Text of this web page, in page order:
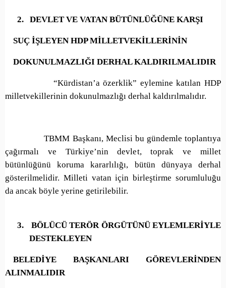
2. DEVLET VE VATAN BÜTÜNLÜĞÜNE KARŞI
SUÇ İŞLEYEN HDP MİLLETVEKİLLERİNİN
DOKUNULMAZLIĞI DERHAL KALDIRILMALIDIR
“Kürdistan’a özerklik” eylemine katılan HDP
milletvekillerinin dokunulmazlığı derhal kaldırılmalıdır.
TBMM Başkanı, Meclisi bu gündemle toplantıya
çağırmalı ve Türkiye’nin devlet, toprak ve millet
bütünlüğünü koruma kararlılığı, bütün dünyaya derhal
gösterilmelidir. Milleti vatan için birleştirme sorumluluğu
da ancak böyle yerine getirilebilir.
3.
BÖLÜCÜ TERÖR ÖRGÜTÜNÜ EYLEMLERİYLE
DESTEKLEYEN
BELEDİYE BAŞKANLARI GÖREVLERİNDEN
ALINMALIDIR